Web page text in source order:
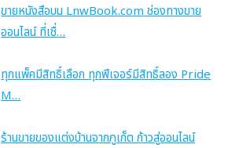
ขายหนังสือบน LnwBook.com ช่องทางขาย
ออนไลน์ ที่เชื่…
ทุกแพ็คมีสิทธิ์เลือก ทุกฟีเจอร์มีสิทธิ์ลอง Pride
M…
ร้านขายของแต่งบ้านจากภูเก็ต ก้าวสู่ออนไลน์